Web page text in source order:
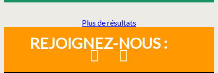
Plus de résultats
REJOIGNEZ-NOUS :